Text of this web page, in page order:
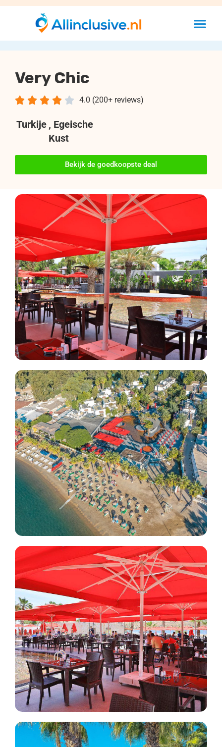
Very Chic
4.0 (200+ reviews)
    
Turkije , Egeische
Kust
Bekijk de goedkoopste deal